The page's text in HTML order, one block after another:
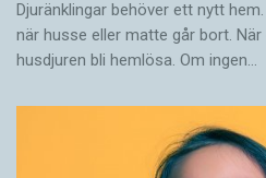
Djuränklingar behöver ett nytt
när husse eller matte går bort. När
husdjuren bli hemlösa. Om ingen…